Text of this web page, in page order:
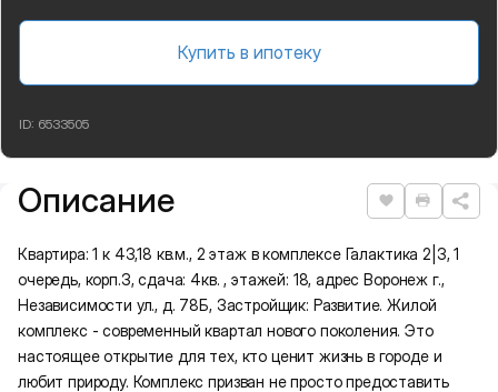
Купить в ипотеку
ID: 6533505
Подробная информация
Описание Нравится
Квартира: 1 к 43,18 кв.м., 2 этаж в комплексе Галактика 2|3, 1
очередь, корп.3, сдача: 4кв. , этажей: 18, адрес Воронеж г.,
Независимости ул., д. 78Б, Застройщик: Развитие. Жилой
комплекс - современный квартал нового поколения. Это
настоящее открытие для тех, кто ценит жизнь в городе и
любит природу. Комплекс призван не просто предоставить